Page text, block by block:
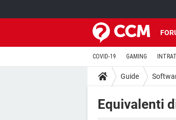
COVID-19 GAMING
Guide
Equivalenti